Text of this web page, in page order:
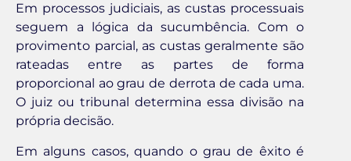
Em processos judiciais, as custas processuais
seguem a lógica da sucumbência. Com o
provimento parcial, as custas geralmente são
rateadas entre as partes de forma
proporcional ao grau de derrota de cada uma.
O juiz ou tribunal determina essa divisão na
própria decisão.
Em alguns casos, quando o grau de êxito é